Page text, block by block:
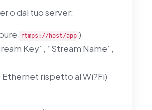
o dal tuo server:
rtmps://host/app )
Key”, “Stream Name”,
rispetto al Wi?Fi)